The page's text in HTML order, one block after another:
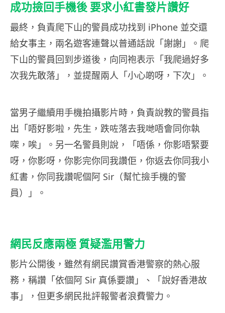
成功撿回手機後 要求小紅書發片讚好
最終，負責爬下山的警員成功找到 iPhone 並交還
給女事主，兩名遊客連聲以普通話說「謝謝」。爬
下山的警員回到步道後，向同袍表示「我爬過好多
次我先敢落」，並提醒兩人「小心啲呀，下次」。
當男子繼續用手機拍攝影片時，負責說教的警員指
出「唔好影啦，先生，跌咗落去我哋唔會同你執
㗎，唉」。另一名警員則說，「唔係，你影唔緊要
呀，你影呀，你影完你同我讚佢，你返去你同我小
紅書，你同我讚呢個阿 Sir（幫忙撿手機的警
員）」。
網民反應兩極 質疑濫用警力
影片公開後，雖然有網民讚賞香港警察的熱心服
務，稱讚「依個阿 Sir 真係要讚」、「說好香港故
事」，但更多網民批評報警者浪費警力。